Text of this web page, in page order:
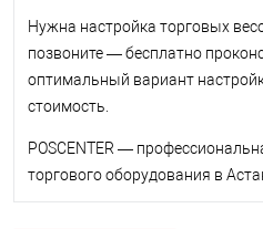
Нужна настройка торговых
позвоните — бесплатно
оптимальный вариант
стоимость.
POSCENTER —
торгового оборудования в